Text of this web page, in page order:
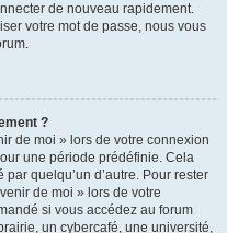
de nouveau rapidement.
votre mot de passe, nous vous
?
de moi » lors de votre connexion
une période prédéfinie. Cela
quelqu’un d’autre. Pour rester
de moi » lors de votre
si vous accédez au forum
un cybercafé, une université,